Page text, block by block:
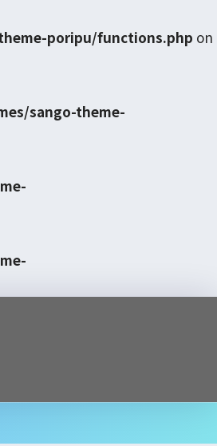
poripu/functions.php on
sango-theme-